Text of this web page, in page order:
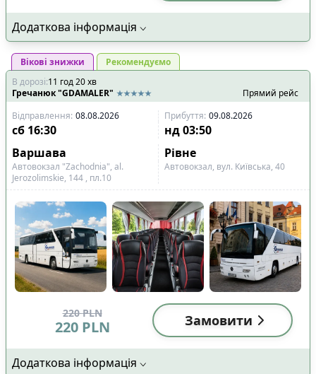
Додаткова інформація
Вікові знижки
Рекомендуємо
В дорозі:11 год20хв
Гречанюк "GDAMALER"
Прямий рейс
Відправлення: 08.08.2026 Прибуття: 09.08.2026
сб 16:30 нд 03:50
Варшава
Рівне
Автовокзал "Zachodnia", al.
Jerozolimskie, 144 , пл.10
Aвтовокзал, вул. Київська, 40
220 PLN
220 PLN Замовити
Додаткова інформація